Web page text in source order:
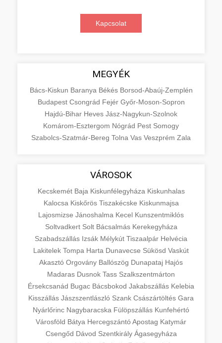
Kapcsolat
MEGYÉK
Bács-Kiskun Baranya Békés Borsod-Abaúj-Zemplén
Budapest Csongrád Fejér Győr-Moson-Sopron
Hajdú-Bihar Heves Jász-Nagykun-Szolnok
Komárom-Esztergom Nógrád Pest Somogy
Szabolcs-Szatmár-Bereg Tolna Vas Veszprém Zala
VÁROSOK
Kecskemét Baja Kiskunfélegyháza Kiskunhalas
Kalocsa Kiskőrös Tiszakécske Kiskunmajsa
Lajosmizse Jánoshalma Kecel Kunszentmiklós
Soltvadkert Solt Bácsalmás Kerekegyháza
Szabadszállás Izsák Mélykút Tiszaalpár Helvécia
Lakitelek Tompa Harta Dunavecse Sükösd Vaskút
Akasztó Orgovány Ballószög Dunapataj Hajós
Madaras Dusnok Tass Szalkszentmárton
Érsekcsanád Bugac Bácsbokod Jakabszállás Kelebia
Kisszállás Jászszentlászló Szank Császártöltés Gara
Nyárlőrinc Nagybaracska Fülöpszállás Kunfehértó
Városföld Bátya HercegszántóApostag Katymár
Csengőd Dávod Szentkirály Ágasegyháza